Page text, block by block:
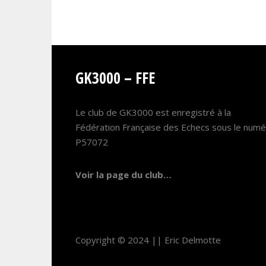
GK3000 – FFE
Le club de GK3000 est enregistré à la
Fédération Française des Echecs sous le
P57072
Voir la page du club…
Copyright © 2024 || Eric Delmotte